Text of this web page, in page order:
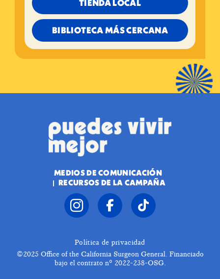
TIENDA LOCAL
BIBLIOTECA MÁS CERCANA
MEDIOS DE COMUNICACIÓN
RECURSOS DE LA CAMPAÑA
Política de privacidad
©2025 Office of the California Surgeon General. Financiado
bajo el contrato nº 2022-238-OSG.